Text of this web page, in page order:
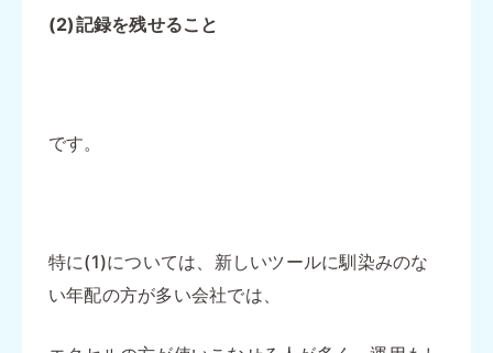
(2)記録を残せること
です。
特に(1)については、新しいツールに馴染みのな
い年配の方が多い会社では、